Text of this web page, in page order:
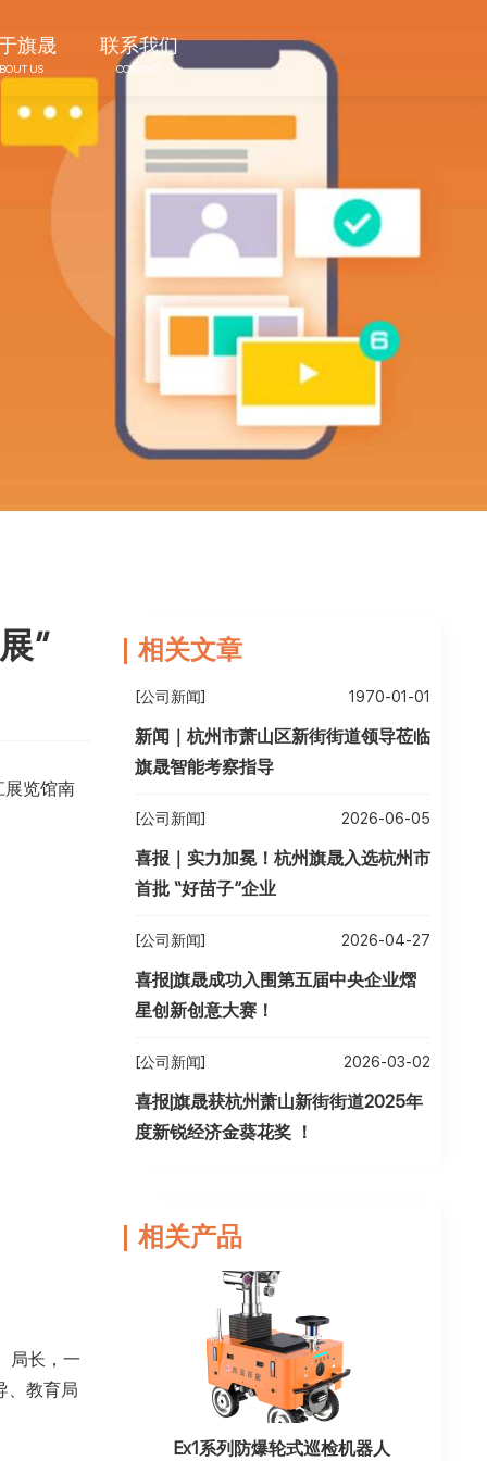
旗晟
US
联系我们
CONTACT
”
展览馆南
局长，一
、教育局
相关文章
[公司新闻]
新闻｜杭州市萧山区新街街道领导莅临
旗晟智能考察指导
1970-01-01
[公司新闻]
喜报｜实力加冕！杭州旗晟入选杭州市
首批 “好苗子”企业
2026-06-05
[公司新闻]
喜报|旗晟成功入围第五届中央企业熠
星创新创意大赛！
2026-04-27
[公司新闻]
喜报|旗晟获杭州萧山新街街道2025年
度新锐经济金葵花奖 ！
2026-03-02
相关产品
Ex1系列防爆轮式巡检机器人